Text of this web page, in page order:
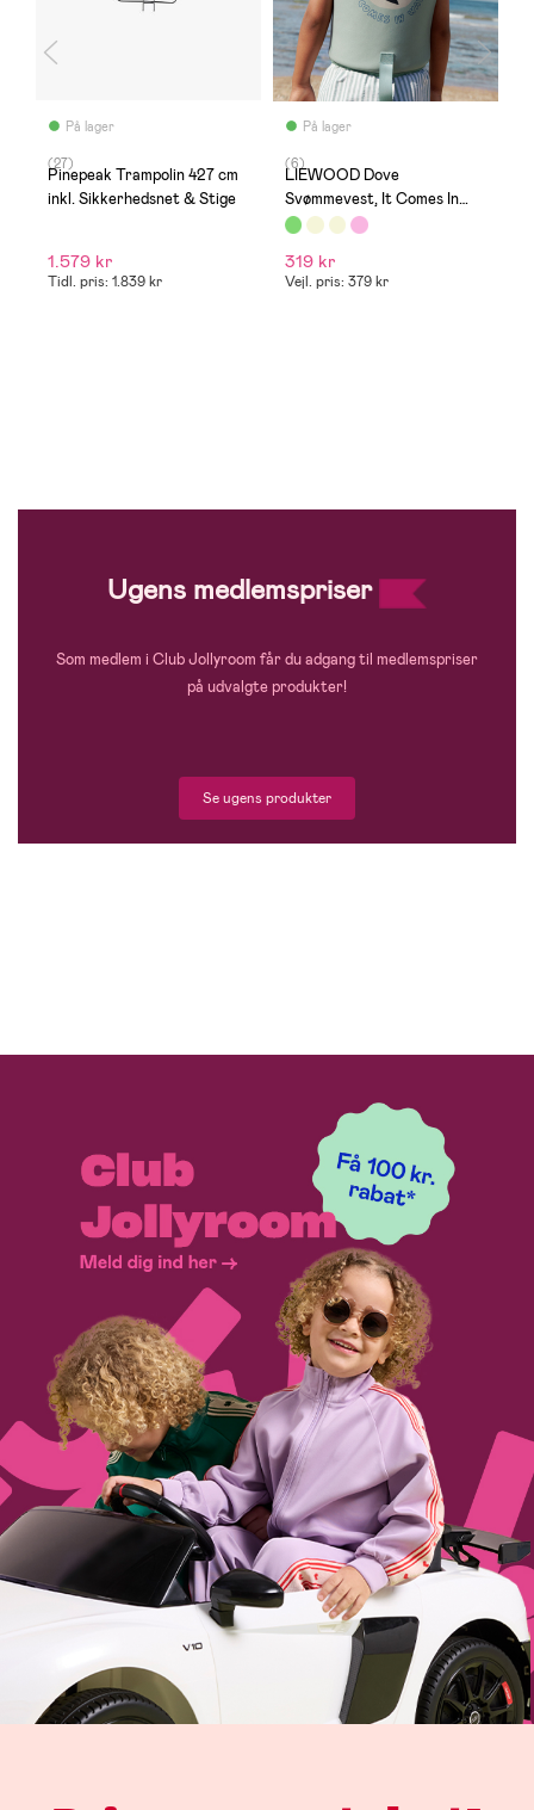
På lager
(27)
Pinepeak Trampolin 427 cm
inkl. Sikkerhedsnet & Stige
1.579 kr
Tidl. pris: 1.839 kr
På lager
(6)
LIEWOOD Dove
Svømmevest, It Comes In
Waves/Peppermint
319 kr
Vejl. pris: 379 kr
Ugens medlemspriser
Som medlem i Club Jollyroom får du adgang til medlemspriser
på udvalgte produkter!
Se ugens produkter